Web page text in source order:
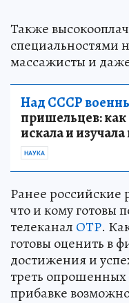
Также
специальностями
массажисты и
Над СССР
пришельцев: как
искала и
НАУКА
Ранее российские
что и кому готовы
телеканал ОТР.
готовы оценить в
достижения и
треть опрошенных
прибавке